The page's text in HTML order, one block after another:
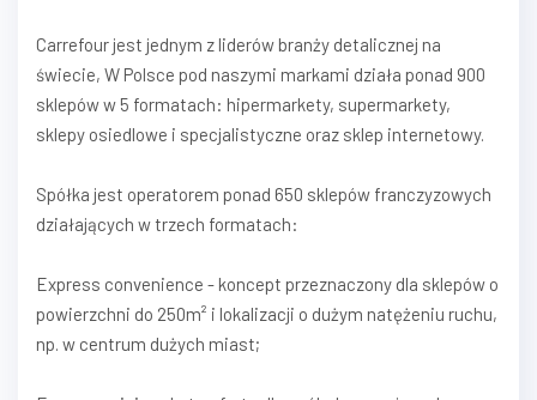
Carrefour jest jednym z liderów branży detalicznej na
świecie, W Polsce pod naszymi markami działa ponad 900
sklepów w 5 formatach: hipermarkety, supermarkety,
sklepy osiedlowe i specjalistyczne oraz sklep internetowy.
Spółka jest operatorem ponad 650 sklepów franczyzowych
działających w trzech formatach:
Express convenience - koncept przeznaczony dla sklepów o
powierzchni do 250m² i lokalizacji o dużym natężeniu ruchu,
np. w centrum dużych miast;